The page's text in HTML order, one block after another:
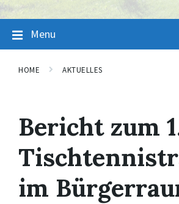
Menu
HOME AKTUELLES
Bericht zum
im